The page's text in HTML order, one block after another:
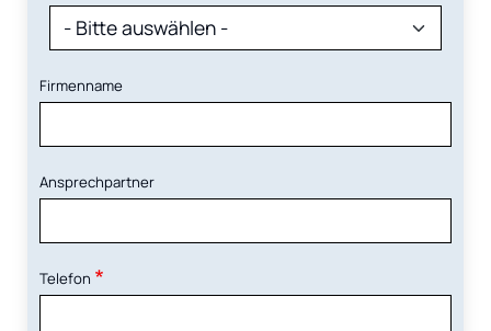
Firmenname
Ansprechpartner
Telefon